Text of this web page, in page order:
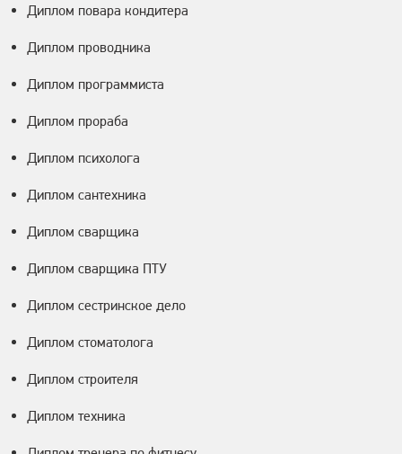
Диплом повара кондитера
Диплом проводника
Диплом программиста
Диплом прораба
Диплом психолога
Диплом сантехника
Диплом сварщика
Диплом сварщика ПТУ
Диплом сестринское дело
Диплом стоматолога
Диплом строителя
Диплом техника